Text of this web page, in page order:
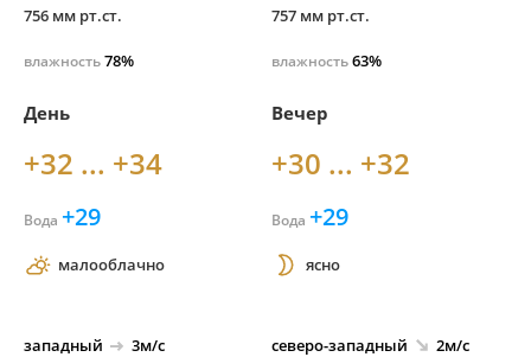
756 мм рт.ст.
влажность78%
757 мм рт.ст.
влажность63%
День
+32 ... +34
Вода +29
малооблачно
западный 3м/с
Вечер
+30 ... +32
Вода +29
ясно
северо-западный 2м/с